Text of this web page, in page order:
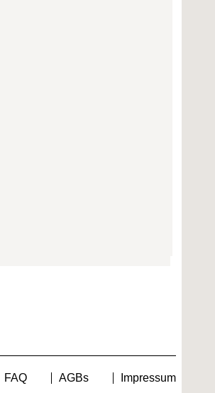
FAQ AGBs Impressum